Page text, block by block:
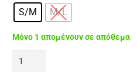
S/M M/L
Μόνο 1 απομένουν σε απόθεμα
FIRE